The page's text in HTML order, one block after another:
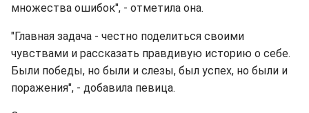
множества ошибок", - отметила она.
"Главная задача - честно поделиться своими
чувствами и рассказать правдивую историю о себе.
Были победы, но были и слезы, был успех, но были и
поражения", - добавила певица.